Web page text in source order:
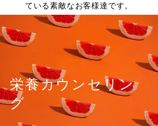
ている素敵なお客様達です。
栄養カウンセリン
グ